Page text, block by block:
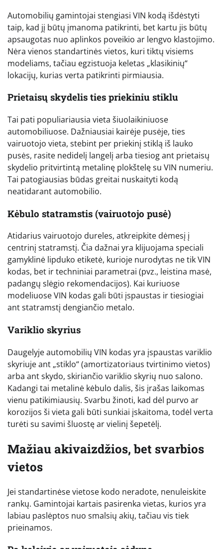
Automobilių gamintojai stengiasi VIN kodą išdėstyti
taip, kad jį būtų įmanoma patikrinti, bet kartu jis būtų
apsaugotas nuo aplinkos poveikio ar lengvo klastojimo.
Nėra vienos standartinės vietos, kuri tiktų visiems
modeliams, tačiau egzistuoja keletas „klasikinių“
lokacijų, kurias verta patikrinti pirmiausia.
Prietaisų skydelis ties priekiniu stiklu
Tai pati populiariausia vieta šiuolaikiniuose
automobiliuose. Dažniausiai kairėje pusėje, ties
vairuotojo vieta, stebint per priekinį stiklą iš lauko
pusės, rasite nedidelį langelį arba tiesiog ant prietaisų
skydelio pritvirtintą metalinę plokštelę su VIN numeriu.
Tai patogiausias būdas greitai nuskaityti kodą
neatidarant automobilio.
Kėbulo statramstis (vairuotojo pusė)
Atidarius vairuotojo dureles, atkreipkite dėmesį į
centrinį statramstį. Čia dažnai yra klijuojama speciali
gamyklinė lipduko etiketė, kurioje nurodytas ne tik VIN
kodas, bet ir techniniai parametrai (pvz., leistina masė,
padangų slėgio rekomendacijos). Kai kuriuose
modeliuose VIN kodas gali būti įspaustas ir tiesiogiai
ant statramstį dengiančio metalo.
Variklio skyrius
Daugelyje automobilių VIN kodas yra įspaustas variklio
skyriuje ant „stiklo“ (amortizatoriaus tvirtinimo vietos)
arba ant skydo, skiriančio variklio skyrių nuo salono.
Kadangi tai metalinė kėbulo dalis, šis įrašas laikomas
vienu patikimiausių. Svarbu žinoti, kad dėl purvo ar
korozijos ši vieta gali būti sunkiai įskaitoma, todėl verta
turėti su savimi šluostę ar vielinį šepetėlį.
Mažiau akivaizdžios, bet svarbios
vietos
Jei standartinėse vietose kodo neradote, nenuleiskite
rankų. Gamintojai kartais pasirenka vietas, kurios yra
labiau paslėptos nuo smalsių akių, tačiau vis tiek
prieinamos.